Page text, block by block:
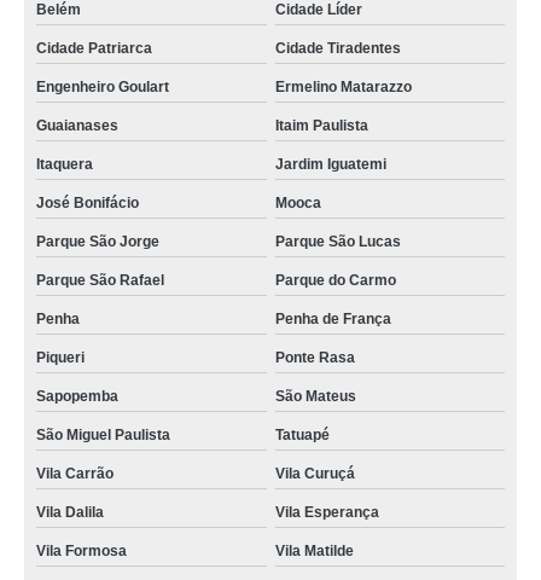
Belém Cidade Líder
Cidade Patriarca Cidade Tiradentes
Engenheiro Goulart Ermelino Matarazzo
Guaianases Itaim Paulista
Itaquera Jardim Iguatemi
José Bonifácio Mooca
Parque São Jorge Parque São Lucas
Parque São Rafael Parque do Carmo
Penha Penha de França
Piqueri Ponte Rasa
Sapopemba São Mateus
São Miguel Paulista Tatuapé
Vila Carrão Vila Curuçá
Vila Dalila Vila Esperança
Vila Formosa Vila Matilde